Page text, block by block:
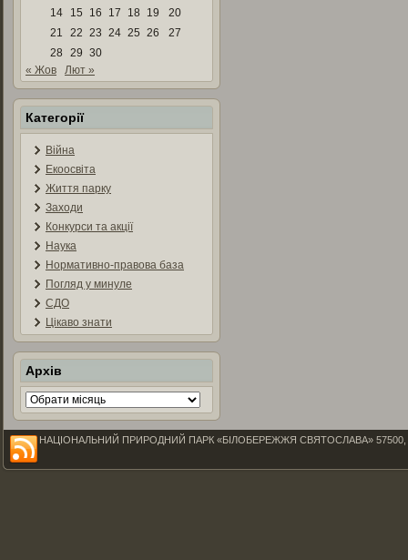
14
15 16 17 18 19
20
21
22 23 24 25 26
27
28
29
30
« Жов
Лют »
Категорії
Війна
Екоосвіта
Життя парку
Заходи
Конкурси та акції
Наука
Нормативно-правова база
Погляд у минуле
СДО
Цікаво знати
Архів
Архів
НАЦІОНАЛЬНИЙ ПРИРОДНИЙ ПАРК «БІЛОБЕРЕЖЖЯ СВЯТОСЛАВА» 57500,